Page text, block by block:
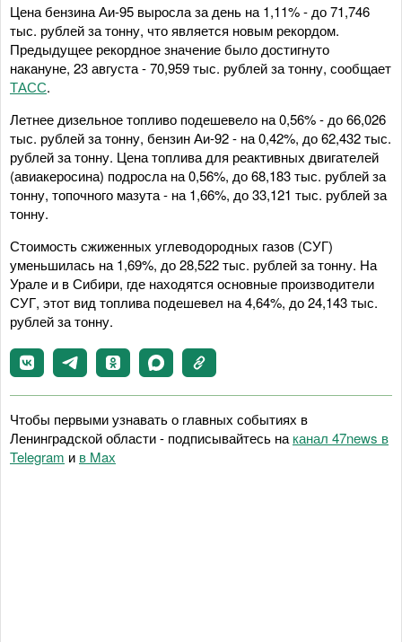
Цена бензина Аи-95 выросла за день на 1,11% - до 71,746
тыс. рублей за тонну, что является новым рекордом.
Предыдущее рекордное значение было достигнуто
накануне, 23 августа - 70,959 тыс. рублей за тонну, сообщает
ТАСС.
Летнее дизельное топливо подешевело на 0,56% - до 66,026
тыс. рублей за тонну, бензин Аи-92 - на 0,42%, до 62,432 тыс.
рублей за тонну. Цена топлива для реактивных двигателей
(авиакеросина) подросла на 0,56%, до 68,183 тыс. рублей за
тонну, топочного мазута - на 1,66%, до 33,121 тыс. рублей за
тонну.
Стоимость сжиженных углеводородных газов (СУГ)
уменьшилась на 1,69%, до 28,522 тыс. рублей за тонну. На
Урале и в Сибири, где находятся основные производители
СУГ, этот вид топлива подешевел на 4,64%, до 24,143 тыс.
рублей за тонну.
Чтобы первыми узнавать о главных событиях в
Ленинградской области - подписывайтесь на канал 47news в
Telegram и в Maх